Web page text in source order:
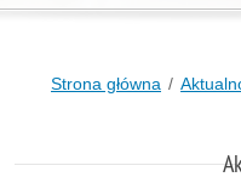
Strona główna